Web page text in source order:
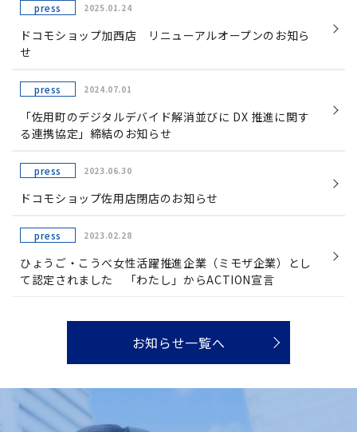
press 2025.01.24
ドコモショップ加西店 リニューアルオープンのお知ら
せ
press 2024.07.01
「佐用町のデジタルデバイド解消並びに DX 推進に関す
る連携協定」締結のお知らせ
press 2023.06.30
ドコモショップ佐用店閉店のお知らせ
press 2023.02.28
ひょうご・こうべ女性活躍推進企業（ミモザ企業）とし
て認定されました 「わたし」からACTION宣言
お知らせ一覧へ